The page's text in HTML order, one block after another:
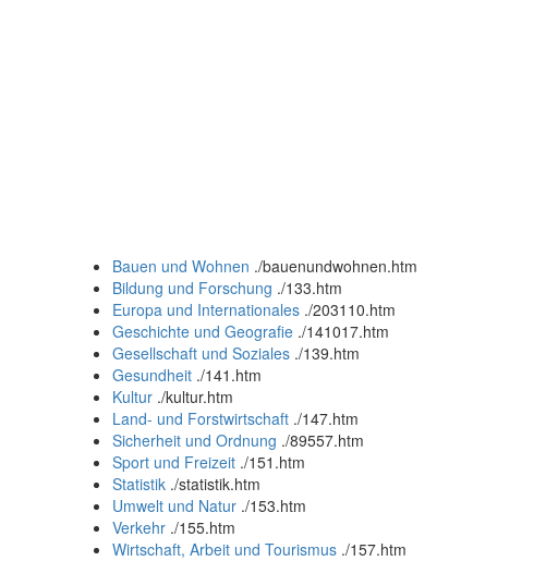
Bauen und Wohnen ./bauenundwohnen.htm
Bildung und Forschung ./133.htm
Europa und Internationales ./203110.htm
Geschichte und Geografie ./141017.htm
Gesellschaft und Soziales ./139.htm
Gesundheit ./141.htm
Kultur ./kultur.htm
Land- und Forstwirtschaft ./147.htm
Sicherheit und Ordnung ./89557.htm
Sport und Freizeit ./151.htm
Statistik ./statistik.htm
Umwelt und Natur ./153.htm
Verkehr ./155.htm
Wirtschaft, Arbeit und Tourismus ./157.htm